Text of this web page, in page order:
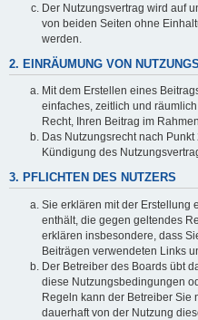
Der Nutzungsvertrag wird auf
von beiden Seiten ohne
werden.
2. EINRÄUMUNG VON
Mit dem Erstellen eines
einfaches, zeitlich und
Recht, Ihren Beitrag im
Das Nutzungsrecht nach
Kündigung des
3. PFLICHTEN DES NUTZERS
Sie erklären mit der Erstellung
enthält, die gegen geltendes
erklären insbesondere, dass
Beiträgen verwendeten Links
Der Betreiber des Boards übt
diese Nutzungsbedingungen
Regeln kann der Betreiber Sie
dauerhaft von der Nutzung